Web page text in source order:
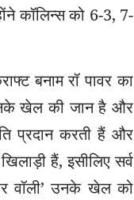
कॉलिन्स को 6-3, 7-
बनाम रॉ पावर का
उनके खेल की जान है और
प्रदान करती हैं और
हैं, इसीलिए सर्व
वॉली’ उनके खेल को